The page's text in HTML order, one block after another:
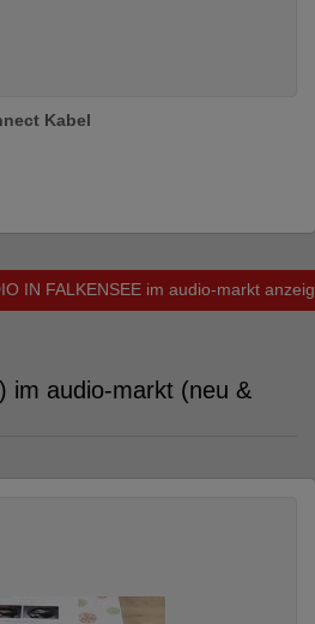
Kabel
IN FALKENSEE im audio-markt
im audio-markt (neu &